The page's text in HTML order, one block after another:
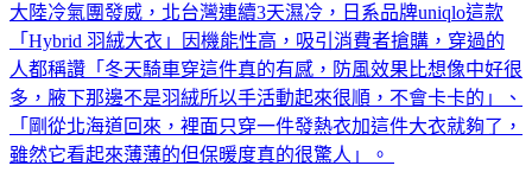
大陸冷氣團發威，北台灣連續3天濕冷，日系品牌uniqlo這款
「Hybrid 羽絨大衣」因機能性高，吸引消費者搶購，穿過的
人都稱讚「冬天騎車穿這件真的有感，防風效果比想像中好很
多，腋下那邊不是羽絨所以手活動起來很順，不會卡卡的」、
「剛從北海道回來，裡面只穿一件發熱衣加這件大衣就夠了，
雖然它看起來薄薄的但保暖度真的很驚人」。